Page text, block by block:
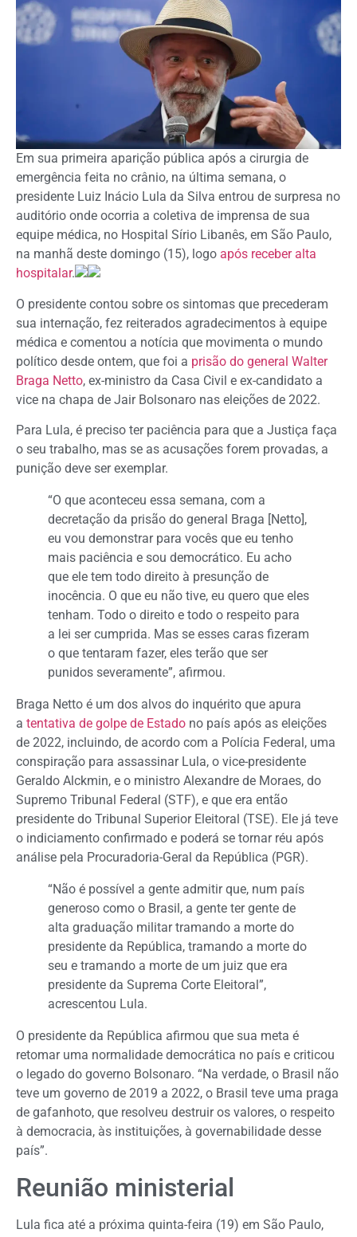
Em sua primeira aparição pública após a cirurgia de
emergência feita no crânio, na última semana, o
presidente Luiz Inácio Lula da Silva entrou de surpresa no
auditório onde ocorria a coletiva de imprensa de sua
equipe médica, no Hospital Sírio Libanês, em São Paulo,
na manhã deste domingo (15), logo após receber alta
hospitalar.
O presidente contou sobre os sintomas que precederam
sua internação, fez reiterados agradecimentos à equipe
médica e comentou a notícia que movimenta o mundo
político desde ontem, que foi a prisão do general Walter
Braga Netto, ex-ministro da Casa Civil e ex-candidato a
vice na chapa de Jair Bolsonaro nas eleições de 2022.
Para Lula, é preciso ter paciência para que a Justiça faça
o seu trabalho, mas se as acusações forem provadas, a
punição deve ser exemplar.
“O que aconteceu essa semana, com a
decretação da prisão do general Braga [Netto],
eu vou demonstrar para vocês que eu tenho
mais paciência e sou democrático. Eu acho
que ele tem todo direito à presunção de
inocência. O que eu não tive, eu quero que eles
tenham. Todo o direito e todo o respeito para
a lei ser cumprida. Mas se esses caras fizeram
o que tentaram fazer, eles terão que ser
punidos severamente”, afirmou.
Braga Netto é um dos alvos do inquérito que apura
a tentativa de golpe de Estado no país após as eleições
de 2022, incluindo, de acordo com a Polícia Federal, uma
conspiração para assassinar Lula, o vice-presidente
Geraldo Alckmin, e o ministro Alexandre de Moraes, do
Supremo Tribunal Federal (STF), e que era então
presidente do Tribunal Superior Eleitoral (TSE). Ele já teve
o indiciamento confirmado e poderá se tornar réu após
análise pela Procuradoria-Geral da República (PGR).
“Não é possível a gente admitir que, num país
generoso como o Brasil, a gente ter gente de
alta graduação militar tramando a morte do
presidente da República, tramando a morte do
seu e tramando a morte de um juiz que era
presidente da Suprema Corte Eleitoral”,
acrescentou Lula.
O presidente da República afirmou que sua meta é
retomar uma normalidade democrática no país e criticou
o legado do governo Bolsonaro. “Na verdade, o Brasil não
teve um governo de 2019 a 2022, o Brasil teve uma praga
de gafanhoto, que resolveu destruir os valores, o respeito
à democracia, às instituições, à governabilidade desse
país”.
Reunião ministerial
Lula fica até a próxima quinta-feira (19) em São Paulo,